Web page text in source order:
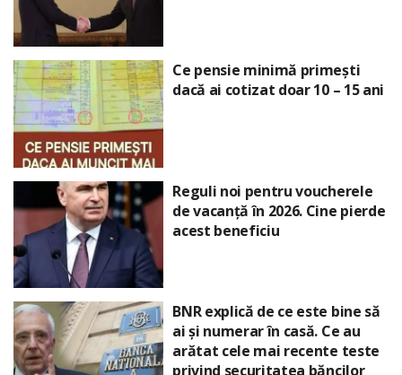
Ce pensie minimă primești
dacă ai cotizat doar 10 – 15 ani
Reguli noi pentru voucherele
de vacanță în 2026. Cine pierde
acest beneficiu
BNR explică de ce este bine să
ai și numerar în casă. Ce au
arătat cele mai recente teste
privind securitatea băncilor